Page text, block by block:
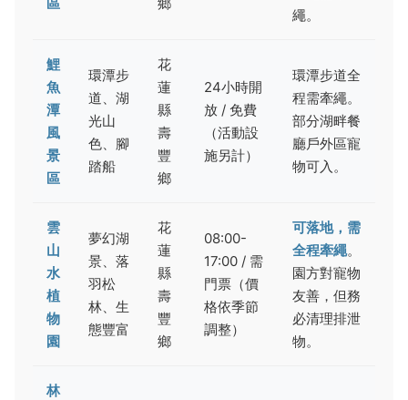
繩。
鯉
魚
潭
風
景
區
環潭步
道、湖
光山
色、腳
踏船
花
蓮
縣
壽
豐
鄉
24小時開
放 / 免費
（活動設
施另計）
環潭步道全
程需牽繩。
部分湖畔餐
廳戶外區寵
物可入。
雲
山
水
植
物
園
夢幻湖
景、落
羽松
林、生
態豐富
花
蓮
縣
壽
豐
鄉
08:00-
17:00 / 需
門票（價
格依季節
調整）
可落地，需
全程牽繩。
園方對寵物
友善，但務
必清理排泄
物。
林